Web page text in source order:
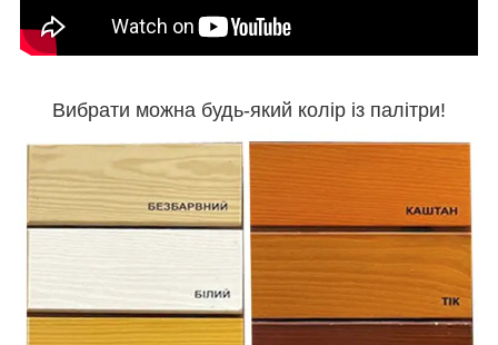
Вибрати можна будь-який колір із палітри!